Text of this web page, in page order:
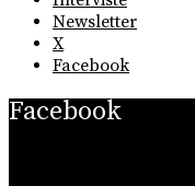
Newsletter
X
Facebook
Facebook